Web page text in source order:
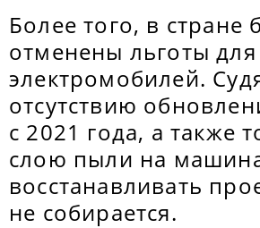
Более того, в стране
отменены льготы для
электромобилей.
отсутствию
с 2021 года, а также
слою пыли на
восстанавливать
не собирается.